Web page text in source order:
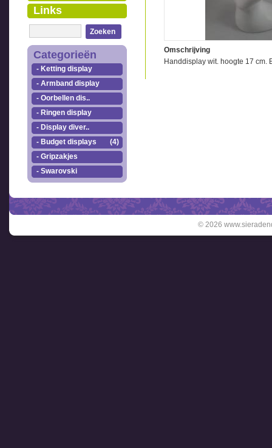
Links
Zoeken
Categorieën
- Ketting display
- Armband display
- Oorbellen dis..
- Ringen display
- Display diver..
- Budget displays
(4)
- Gripzakjes
- Swarovski
Omschrijving
Handdisplay wit. hoogte 17 cm.
© 2026